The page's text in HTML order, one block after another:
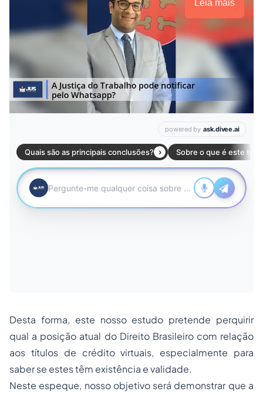
Leia mais
Desta forma, este nosso estudo pretende perquirir
qual a posição atual do Direito Brasileiro com relação
aos títulos de crédito virtuais, especialmente para
saber se estes têm existência e validade.
Neste espeque, nosso objetivo será demonstrar que a